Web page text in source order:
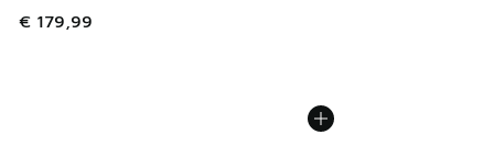
€ 179,99